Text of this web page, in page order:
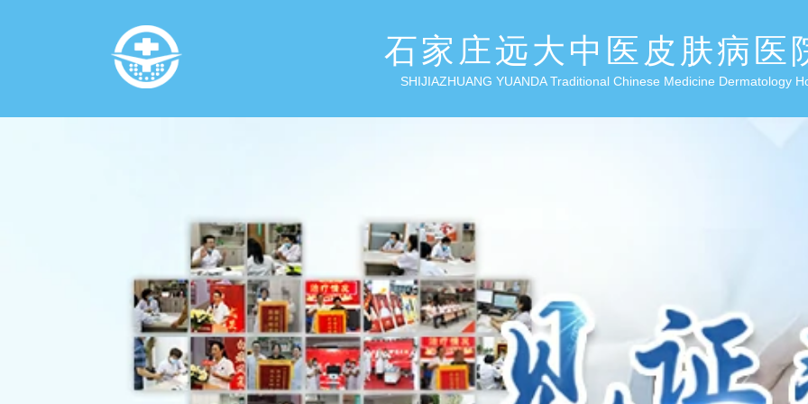
石家庄远大中医皮肤病医
SHIJIAZHUANG YUANDA Traditional Chinese Medicine Dermatology